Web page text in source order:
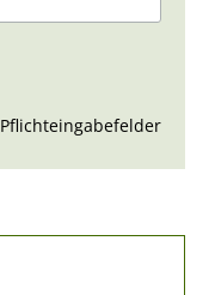
Pflichteingabefelder